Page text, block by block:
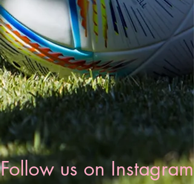
Follow us on Instagram